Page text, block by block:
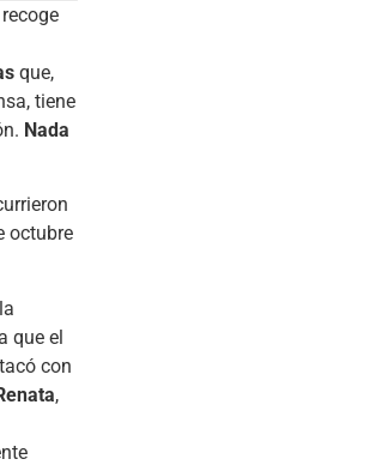
que,
tiene
Nada
octubre
que el
con
,